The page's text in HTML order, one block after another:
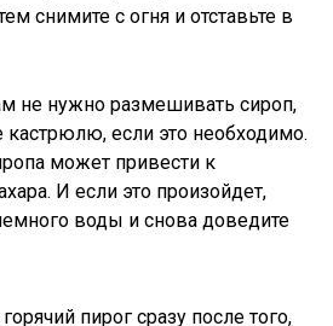
снимите с огня и отставьте в
нужно размешивать сироп,
кастрюлю, если это необходимо.
может привести к
И если это произойдет,
воды и снова доведите
пирог сразу после того,